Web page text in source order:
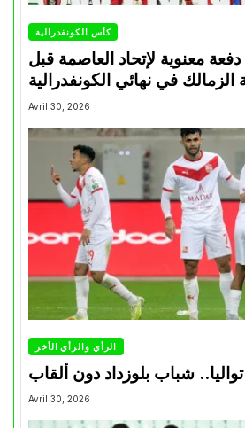
كأس الكونفدرالية
دفعة معنوية لإتحاد العاصمة قبل
الزمالك في نهائي الكونفدرالية
Avril 30, 2026
الرأي والرأي الأخر
شباب بلوزداد دون ألقاب
Avril 30, 2026